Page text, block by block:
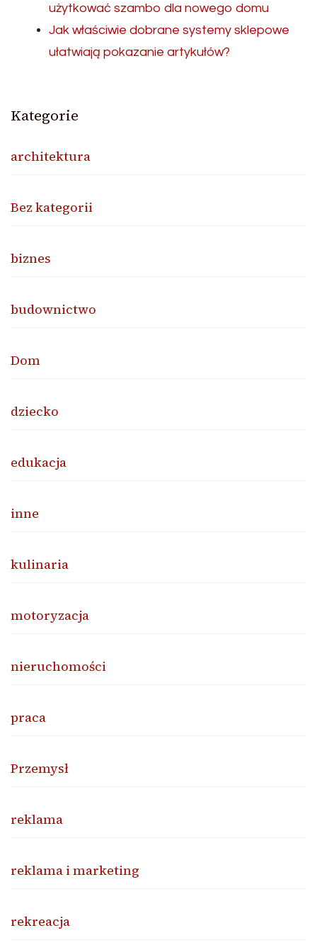
użytkować szambo dla nowego domu
Jak właściwie dobrane systemy sklepowe
ułatwiają pokazanie artykułów?
Kategorie
architektura
Bez kategorii
biznes
budownictwo
Dom
dziecko
edukacja
inne
kulinaria
motoryzacja
nieruchomości
praca
Przemysł
reklama
reklama i marketing
rekreacja